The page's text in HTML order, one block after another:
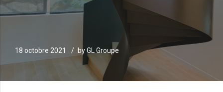
18 octobre 2021 by GL Groupe